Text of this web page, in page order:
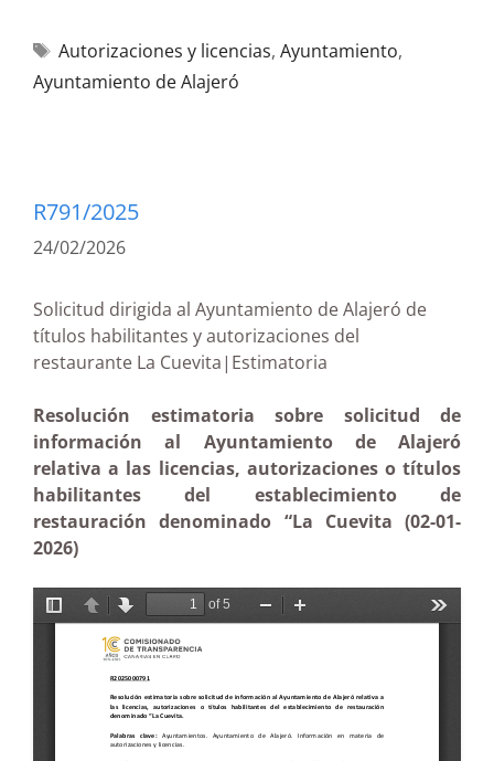
Autorizaciones y licencias, Ayuntamiento,
Ayuntamiento de Alajeró
R791/2025
24/02/2026
Solicitud dirigida al Ayuntamiento de Alajeró de
títulos habilitantes y autorizaciones del
restaurante La Cuevita|Estimatoria
Resolución estimatoria sobre solicitud de
información al Ayuntamiento de Alajeró
relativa a las licencias, autorizaciones o títulos
habilitantes del establecimiento de
restauración denominado “La Cuevita (02-01-
2026)